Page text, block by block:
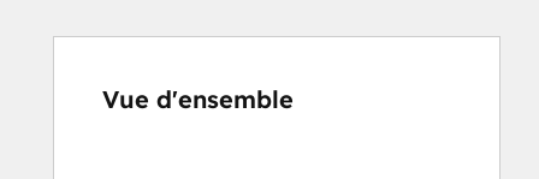
Vue d'ensemble